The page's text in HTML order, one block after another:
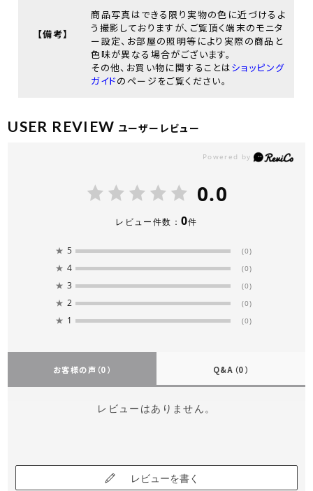
【備考】
商品写真はできる限り実物の色に近づけるよ
う撮影しておりますが、ご覧頂く端末のモニタ
ー設定、お部屋の照明等により実際の商品と
色味が異なる場合がございます。
その他、お買い物に関することはショッピング
ガイドのページをご覧ください。
USER REVIEW ユーザーレビュー
0.0
レビュー件数： 0件
★ 5 (0)
★ 4 (0)
★ 3 (0)
★ 2 (0)
★ 1 (0)
お客様の声 （0） Q&A （0）
レビューはありません。
レビューを書く